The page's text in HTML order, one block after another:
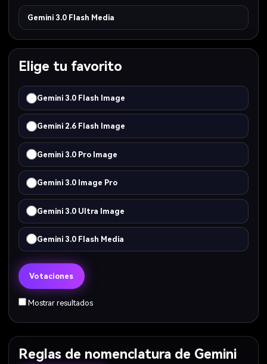
Gemini 3.0 Flash Media
Elige tu favorito
Gemini 3.0 Flash Image
Gemini 2.6 Flash Image
Gemini 3.0 Pro Image
Gemini 3.0 Image Pro
Gemini 3.0 Ultra Image
Gemini 3.0 Flash Media
Votaciones
Mostrar resultados
Reglas de nomenclatura de Gemini